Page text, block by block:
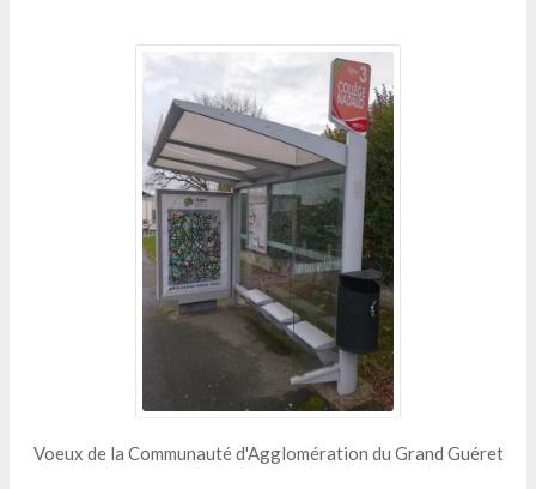
Voeux de la Communauté d'Agglomération du Grand Guéret